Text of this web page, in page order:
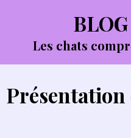
Les chats
Présentation